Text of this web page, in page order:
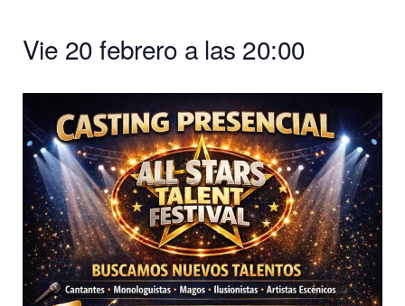
Vie 20 febrero a las 20:00